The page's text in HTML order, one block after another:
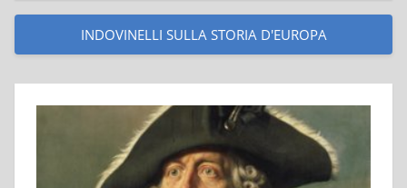
INDOVINELLI SULLA STORIA D'EUROPA